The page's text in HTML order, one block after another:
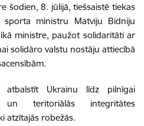
šodien, 8. jūlijā, tiešsaistē tiekas
ministru Matviju Bidniju
ministre, paužot solidaritāti ar
solidāro valstu nostāju attiecībā
atbalstīt Ukrainu līdz pilnīgai
un teritoriālās integritātes
atzītajās robežās.